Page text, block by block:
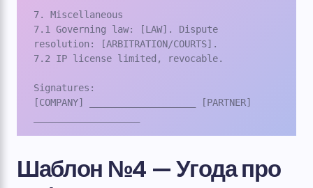
7. Miscellaneous
7.1 Governing law: [LAW]. Dispute
resolution: [ARBITRATION/COURTS].
7.2 IP license limited, revocable.
Signatures:
[COMPANY] ___________________ [PARTNER]
Шаблон №4 — Угода про